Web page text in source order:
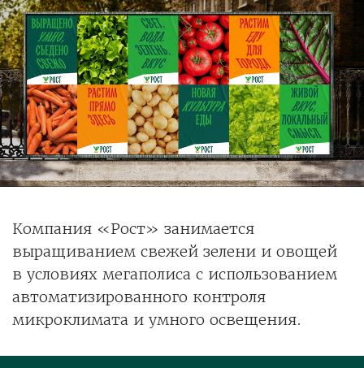
Компания «Рост» занимается
выращиванием свежей зелени и овощей
в условиях мегаполиса с использованием
автоматизированного контроля
микроклимата и умного освещения.